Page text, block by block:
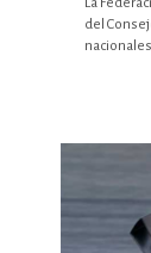
La
del